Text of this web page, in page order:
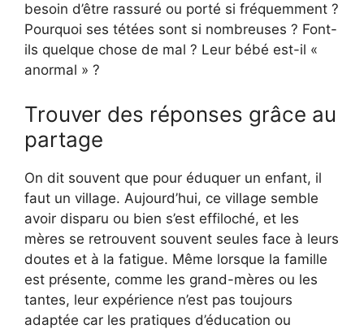
besoin d’être rassuré ou porté si fréquemment ?
Pourquoi ses tétées sont si nombreuses ? Font-
ils quelque chose de mal ? Leur bébé est-il «
anormal » ?
Trouver des réponses grâce au
partage
On dit souvent que pour éduquer un enfant, il
faut un village. Aujourd’hui, ce village semble
avoir disparu ou bien s’est effiloché, et les
mères se retrouvent souvent seules face à leurs
doutes et à la fatigue. Même lorsque la famille
est présente, comme les grand-mères ou les
tantes, leur expérience n’est pas toujours
adaptée car les pratiques d’éducation ou